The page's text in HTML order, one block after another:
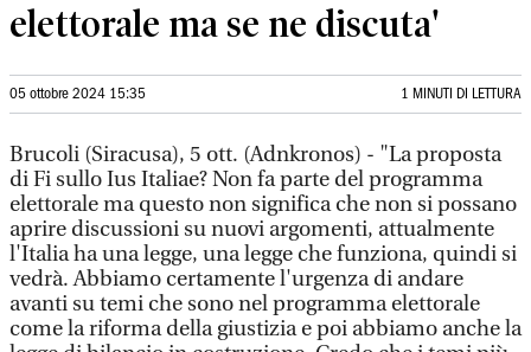
elettorale ma se ne discuta'
05 ottobre 2024 15:35 1 MINUTI DI LETTURA
Brucoli (Siracusa), 5 ott. (Adnkronos) - "La proposta
di Fi sullo Ius Italiae? Non fa parte del programma
elettorale ma questo non significa che non si possano
aprire discussioni su nuovi argomenti, attualmente
l'Italia ha una legge, una legge che funziona, quindi si
vedrà. Abbiamo certamente l'urgenza di andare
avanti su temi che sono nel programma elettorale
come la riforma della giustizia e poi abbiamo anche la